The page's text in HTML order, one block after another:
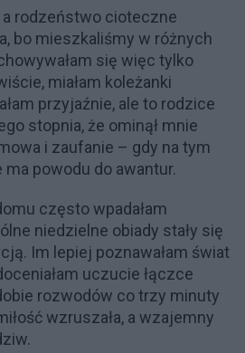
rodzeństwo cioteczne
bo mieszkaliśmy w różnych
się więc tylko
miałam koleżanki
przyjaźnie, ale to rodzice
stopnia, że ominął mnie
i zaufanie – gdy na tym
ma powodu do awantur.
często wpadałam
niedzielne obiady stały się
Im lepiej poznawałam świat
uczucie łączce
rozwodów co trzy minuty
wzruszała, a wzajemny